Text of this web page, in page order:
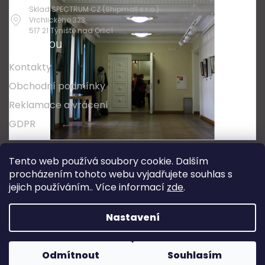
Tento web používá soubory cookie. Dalším
procházením tohoto webu vyjadřujete souhlas s
jejich používáním.. Více informací zde.
Nastavení
Odmítnout Souhlasím
Sklad SPECTRUM CZ (Shipmall s.r.o.)
Vrchlického 323
517 21 Týniště nad Orlicí
O nákupu
Kontakty
Obchodní podmínky
Reklamace a vrácení
GDPR
Oblíbené série svítidel: Nordlux Alton
Nordlux Milford Nordlux Oja Nordlux Ellen
Nordlux Explore Nordlux Landon
Vytvořil Shoptet
Copyright 2026SPECTRUM CZ s.r.o.. Všechna práva